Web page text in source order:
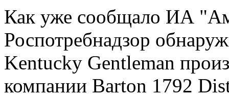
Как уже сообщало ИА
Роспотребнадзор
Kentucky Gentleman
компании Barton 1792